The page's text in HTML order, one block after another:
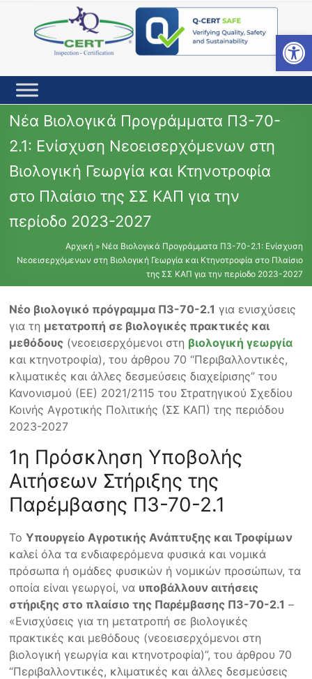
Open toolbar
content
Νέα Βιολογικά Προγράμματα Π3-70-
2.1: Ενίσχυση Νεοεισερχόμενων στη
Βιολογική Γεωργία και Κτηνοτροφία
στο Πλαίσιο της ΣΣ ΚΑΠ για την
περίοδο 2023-2027
Αρχική » Νέα Βιολογικά Προγράμματα Π3-70-2.1: Ενίσχυση
Νεοεισερχόμενων στη Βιολογική Γεωργία και Κτηνοτροφία στο Πλαίσιο
της ΣΣ ΚΑΠ για την περίοδο 2023-2027
Νέο βιολογικό πρόγραμμα Π3-70-2.1 για ενισχύσεις
για τη μετατροπή σε βιολογικές πρακτικές και
μεθόδους (νεοεισερχόμενοι στη βιολογική γεωργία
και κτηνοτροφία), του άρθρου 70 “Περιβαλλοντικές,
κλιματικές και άλλες δεσμεύσεις διαχείρισης” του
Κανονισμού (ΕΕ) 2021/2115 του Στρατηγικού Σχεδίου
Κοινής Αγροτικής Πολιτικής (ΣΣ ΚΑΠ) της περιόδου
2023-2027
1η Πρόσκληση Υποβολής
Αιτήσεων Στήριξης της
Παρέμβασης Π3-70-2.1
ΤοΥπουργείο Αγροτικής Ανάπτυξης και Τροφίμων
καλεί όλα τα ενδιαφερόμενα φυσικά και νομικά
πρόσωπα ή ομάδες φυσικών ή νομικών προσώπων, τα
οποία είναι γεωργοί, να υποβάλλουν αιτήσεις
στήριξης στο πλαίσιο της Παρέμβασης Π3-70-2.1 –
«Ενισχύσεις για τη μετατροπή σε βιολογικές
πρακτικές και μεθόδους (νεοεισερχόμενοι στη
βιολογική γεωργία και κτηνοτροφία)”, του άρθρου 70
“Περιβαλλοντικές, κλιματικές και άλλες δεσμεύσεις